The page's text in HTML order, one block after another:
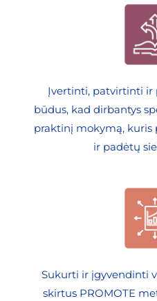
Įvertinti, patvirtinti ir
būdus, kad dirbantys
praktinį mokymą,
ir padėtų
Sukurti ir įgyvendinti
skirtus PROMOTE